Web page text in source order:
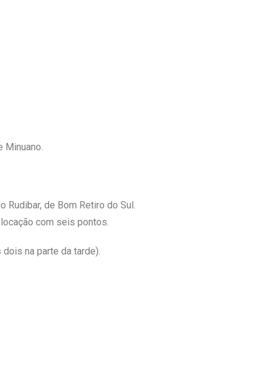
de Bom Retiro do Sul.
com seis pontos.
na parte da tarde).